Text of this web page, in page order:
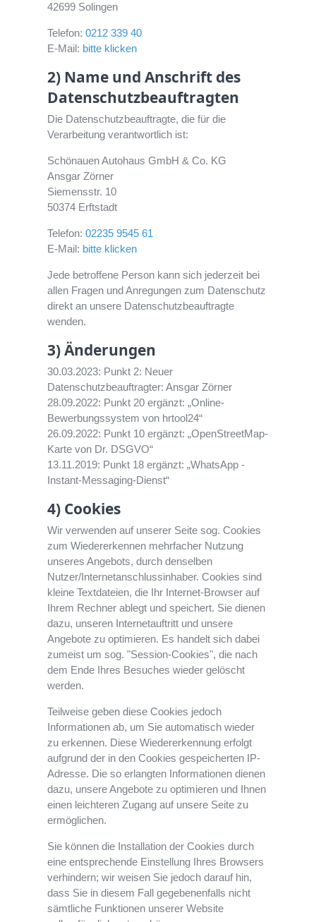
42699 Solingen
Telefon:0212 339 40
E-Mail: bitte klicken
2) Name und Anschrift des
Datenschutzbeauftragten
Die Datenschutzbeauftragte, die für die
Verarbeitung verantwortlich ist:
Schönauen Autohaus GmbH & Co. KG
Ansgar Zörner
Siemensstr. 10
50374 Erftstadt
Telefon:02235 9545 61
E-Mail: bitte klicken
Jede betroffene Person kann sich jederzeit bei
allen Fragen und Anregungen zum Datenschutz
direkt an unsere Datenschutzbeauftragte
wenden.
3) Änderungen
30.03.2023: Punkt 2: Neuer
Datenschutzbeauftragter: Ansgar Zörner
28.09.2022: Punkt 20 ergänzt: „Online-
Bewerbungssystem von hrtool24“
26.09.2022: Punkt 10 ergänzt: „OpenStreetMap-
Karte von Dr. DSGVO“
13.11.2019: Punkt 18 ergänzt: „WhatsApp -
Instant-Messaging-Dienst“
4) Cookies
Wir verwenden auf unserer Seite sog. Cookies
zum Wiedererkennen mehrfacher Nutzung
unseres Angebots, durch denselben
Nutzer/Internetanschlussinhaber. Cookies sind
kleine Textdateien, die Ihr Internet-Browser auf
Ihrem Rechner ablegt und speichert. Sie dienen
dazu, unseren Internetauftritt und unsere
Angebote zu optimieren. Es handelt sich dabei
zumeist um sog. "Session-Cookies", die nach
dem Ende Ihres Besuches wieder gelöscht
werden.
Teilweise geben diese Cookies jedoch
Informationen ab, um Sie automatisch wieder
zu erkennen. Diese Wiedererkennung erfolgt
aufgrund der in den Cookies gespeicherten IP-
Adresse. Die so erlangten Informationen dienen
dazu, unsere Angebote zu optimieren und Ihnen
einen leichteren Zugang auf unsere Seite zu
ermöglichen.
Sie können die Installation der Cookies durch
eine entsprechende Einstellung Ihres Browsers
verhindern; wir weisen Sie jedoch darauf hin,
dass Sie in diesem Fall gegebenenfalls nicht
sämtliche Funktionen unserer Website